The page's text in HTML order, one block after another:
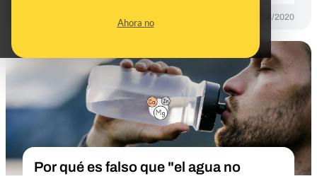
Ahora no 05/08/2020
Por qué es falso que "el agua no